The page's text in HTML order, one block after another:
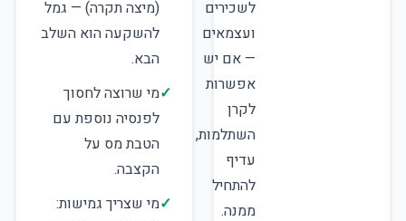
לשכירים
ועצמאים
— אם יש
אפשרות
לקרן
השתלמות,
עדיף
להתחיל
ממנה.
(מיצה תקרה) — גמל
להשקעה הוא השלב
הבא.
✓מי שרוצה לחסוך
לפנסיה נוספת עם
הטבת מס על
הקצבה.
✓מי שצריך גמישות: